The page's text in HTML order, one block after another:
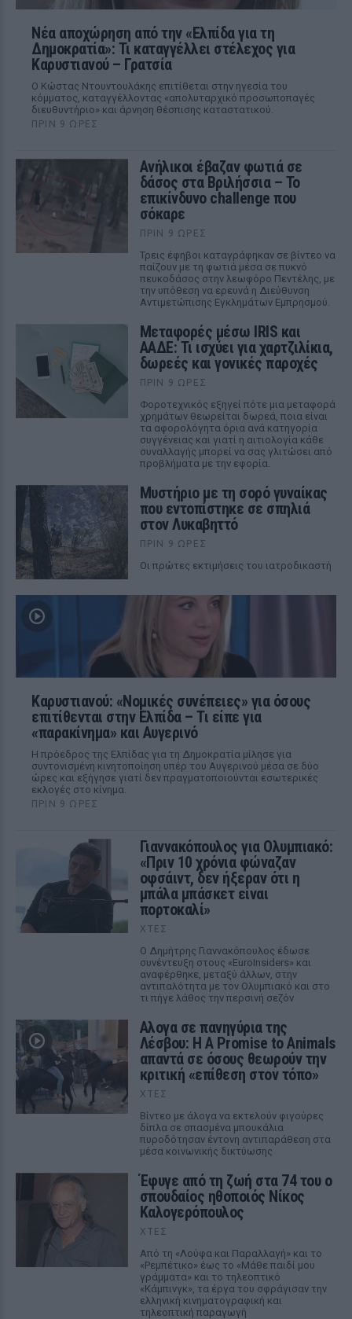
Νέα αποχώρηση από την «Ελπίδα για τη
Δημοκρατία»: Τι καταγγέλλει στέλεχος για
Καρυστιανού – Γρατσία
Ο Κώστας Ντουντουλάκης επιτίθεται στην ηγεσία του
κόμματος, καταγγέλλοντας «απολυταρχικό προσωποπαγές
διευθυντήριο» και άρνηση θέσπισης καταστατικού.
ΠΡΙΝ 9 ΏΡΕΣ
Ανήλικοι έβαζαν φωτιά σε
δάσος στα Βριλήσσια – Το
επικίνδυνο challenge που
σόκαρε
ΠΡΙΝ 9 ΏΡΕΣ
Τρεις έφηβοι καταγράφηκαν σε βίντεο να
παίζουν με τη φωτιά μέσα σε πυκνό
πευκοδάσος στην λεωφόρο Πεντέλης, με
την υπόθεση να ερευνά η Διεύθυνση
Αντιμετώπισης Εγκλημάτων Εμπρησμού.
Μεταφορές μέσω IRIS και
ΑΑΔΕ: Τι ισχύει για χαρτζιλίκια,
δωρεές και γονικές παροχές
ΠΡΙΝ 9 ΏΡΕΣ
Φοροτεχνικός εξηγεί πότε μια μεταφορά
χρημάτων θεωρείται δωρεά, ποια είναι
τα αφορολόγητα όρια ανά κατηγορία
συγγένειας και γιατί η αιτιολογία κάθε
συναλλαγής μπορεί να σας γλιτώσει από
προβλήματα με την εφορία.
Μυστήριο με τη σορό γυναίκας
που εντοπίστηκε σε σπηλιά
στον Λυκαβηττό
ΠΡΙΝ 9 ΏΡΕΣ
Οι πρώτες εκτιμήσεις του ιατροδικαστή
Καρυστιανού: «Νομικές συνέπειες» για όσους
επιτίθενται στην Ελπίδα – Τι είπε για
«παρακίνημα» και Αυγερινό
Η πρόεδρος της Ελπίδας για τη Δημοκρατία μίλησε για
συντονισμένη κινητοποίηση υπέρ του Αυγερινού μέσα σε δύο
ώρες και εξήγησε γιατί δεν πραγματοποιούνται εσωτερικές
εκλογές στο κίνημα.
ΠΡΙΝ 9 ΏΡΕΣ
Γιαννακόπουλος για Ολυμπιακό:
«Πριν 10 χρόνια φώναζαν
οφσάιντ, δεν ήξεραν ότι η
μπάλα μπάσκετ είναι
πορτοκαλί»
ΧΤΕΣ
Ο Δημήτρης Γιαννακόπουλος έδωσε
συνέντευξη στους «EuroInsiders» και
αναφέρθηκε, μεταξύ άλλων, στην
αντιπαλότητα με τον Ολυμπιακό και στο
τι πήγε λάθος την περσινή σεζόν
Αλογα σε πανηγύρια της
Λέσβου: Η A Promise to Animals
απαντά σε όσους θεωρούν την
κριτική «επίθεση στον τόπο»
ΧΤΕΣ
Βίντεο με άλογα να εκτελούν φιγούρες
δίπλα σε σπασμένα μπουκάλια
πυροδότησαν έντονη αντιπαράθεση στα
μέσα κοινωνικής δικτύωσης
Έφυγε από τη ζωή στα 74 του ο
σπουδαίος ηθοποιός Νίκος
Καλογερόπουλος
ΧΤΕΣ
Από τη «Λούφα και Παραλλαγή» και το
«Ρεμπέτικο» έως το «Μάθε παιδί μου
γράμματα» και το τηλεοπτικό
«Κάμπινγκ», τα έργα του σφράγισαν την
ελληνική κινηματογραφική και
τηλεοπτική παραγωγή